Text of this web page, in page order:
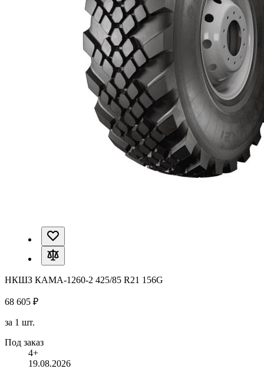
НКШЗ КАМА-1260-2 425/85 R21 156G
68 605 ₽
за 1 шт.
Под заказ
4+
19.08.2026